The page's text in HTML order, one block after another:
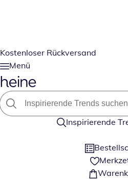
Kostenloser Rückversand
Menü
Inspirierende